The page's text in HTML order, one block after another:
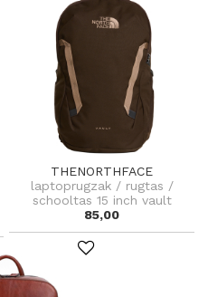
THENORTHFACE
laptoprugzak / rugtas /
schooltas 15 inch vault
85,00